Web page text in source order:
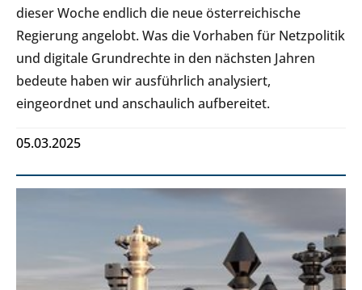
dieser Woche endlich die neue österreichische
Regierung angelobt. Was die Vorhaben für Netzpolitik
und digitale Grundrechte in den nächsten Jahren
bedeute haben wir ausführlich analysiert,
eingeordnet und anschaulich aufbereitet.
05.03.2025